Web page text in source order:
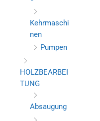
Kehrmaschi
nen
Pumpen
HOLZBEARBEI
TUNG
Absaugung